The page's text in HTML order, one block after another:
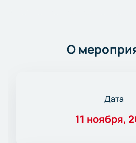
О
Дата
11 ноября,